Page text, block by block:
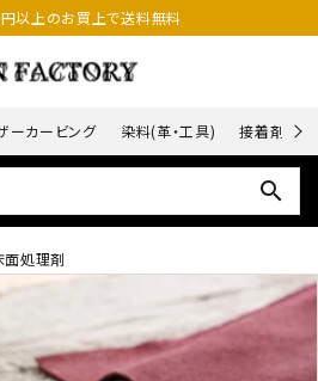
以上のお買上で送料無料
ーカービング 染料(革・工具) 接着剤
search
面処理剤